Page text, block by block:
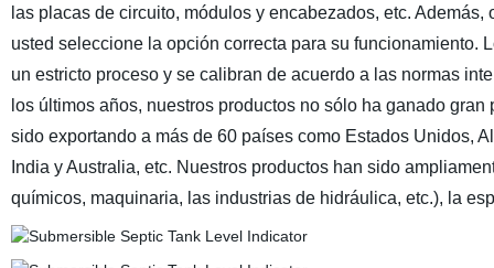
las placas de circuito, módulos y encabezados, etc.
usted seleccione la opción correcta para su funcionamiento.
un estricto proceso y se calibran de acuerdo a las normas
los últimos años, nuestros productos no sólo ha ganado
sido exportando a más de 60 países como Estados Unidos,
India y Australia, etc. Nuestros productos han sido
químicos, maquinaria, las industrias de hidráulica, etc.), la